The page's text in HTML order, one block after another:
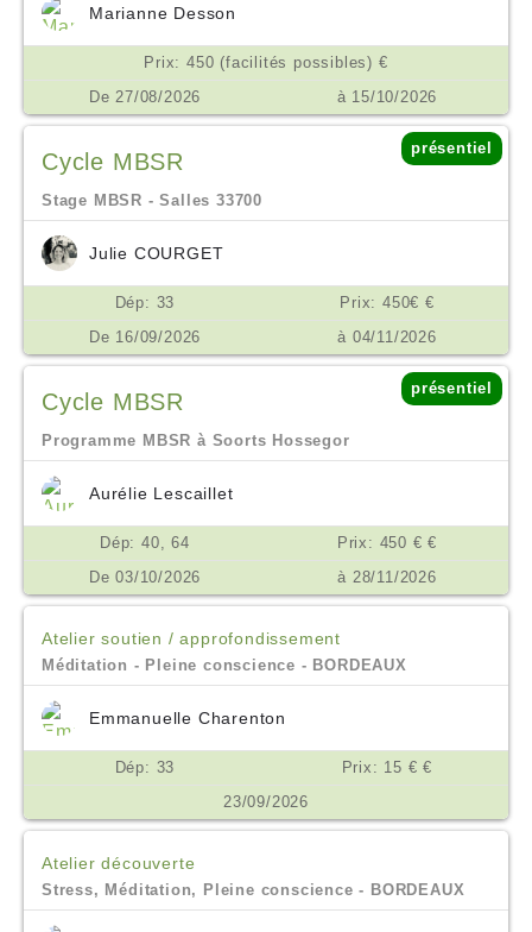
Marianne Desson
Prix: 450 (facilités possibles) €
De 27/08/2026
à 15/10/2026
Cycle MBSR
présentiel
Stage MBSR - Salles 33700
Julie COURGET
Dép: 33
Prix: 450€ €
De 16/09/2026
à 04/11/2026
Cycle MBSR
présentiel
Programme MBSR à Soorts Hossegor
Aurélie Lescaillet
Dép: 40, 64
Prix: 450 € €
De 03/10/2026
à 28/11/2026
Atelier soutien / approfondissement
Méditation - Pleine conscience - BORDEAUX
Emmanuelle Charenton
Dép: 33
Prix: 15 € €
23/09/2026
Atelier découverte
Stress, Méditation, Pleine conscience - BORDEAUX